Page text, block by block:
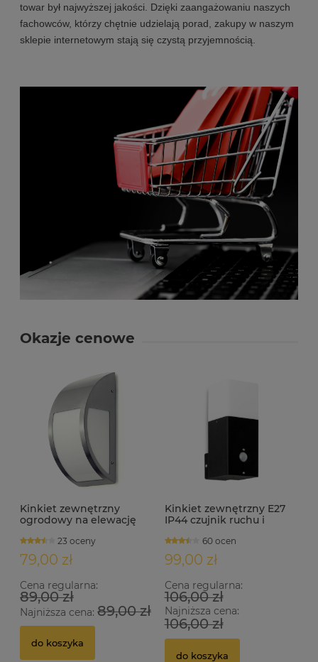
towar był najwyższej jakości. Dzięki zaangażowaniu naszych
fachowców, którzy chętnie udzielają porad, zakupy w naszym
sklepie internetowym stają się czystą przyjemnością.
Okazje cenowe
Kinkiet zewnętrzny
ogrodowy na elewację
23 oceny
79,00 zł
Cena regularna:
89,00 zł
Najniższa cena: 89,00 zł
do koszyka
Kinkiet zewnętrzny E27
IP44 czujnik ruchu i
60 ocen
99,00 zł
Cena regularna:
106,00 zł
Najniższa cena:
106,00 zł
do koszyka